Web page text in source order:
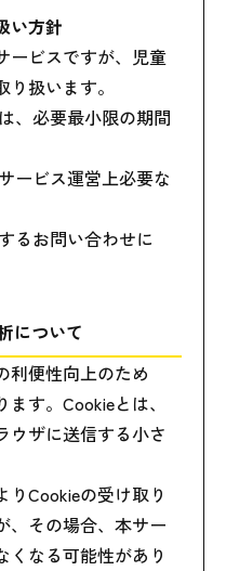
い方針
ービスですが、児童
扱います。
、必要最小限の期間
ービス運営上必要な
るお問い合わせに
について
利便性向上のため
す。Cookieとは、
ウザに送信する小さ
Cookieの受け取り
、その場合、本サー
くなる可能性があり